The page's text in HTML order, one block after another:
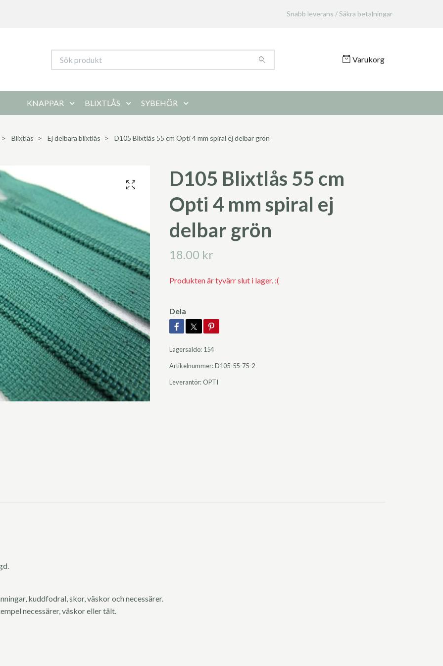
Snabb leverans / Säkra betalningar
Varukorg
KNAPPAR BLIXTLÅS SYBEHÖR
Blixtlås Ej delbara blixtlås D105 Blixtlås 55 cm Opti 4 mm spiral ej delbar grön
D105 Blixtlås 55 cm
Opti 4 mm spiral ej
delbar grön
18.00 kr
Produkten är tyvärr slut i lager. :(
Dela
Lagersaldo: 154
Artikelnummer:D105-55-75-2
Leverantör: OPTI
kuddfodral, skor, väskor och necessärer.
necessärer, väskor eller tält.